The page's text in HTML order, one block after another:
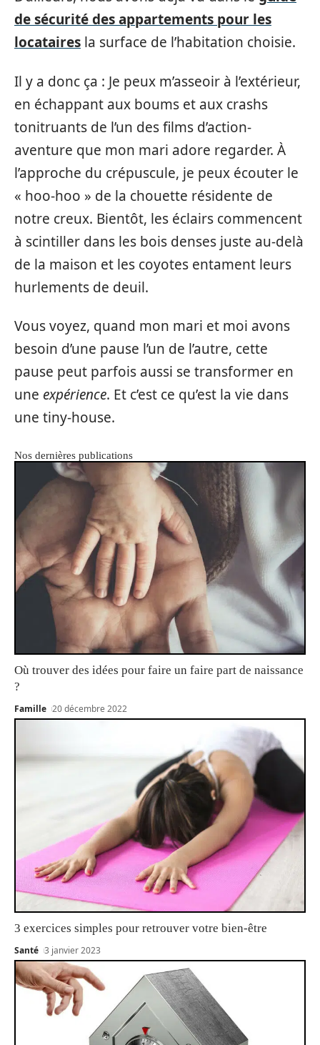
de sécurité des appartements pour les
locataires la surface de l’habitation choisie.
Il y a donc ça : Je peux m’asseoir à l’extérieur,
en échappant aux boums et aux crashs
tonitruants de l’un des films d’action-
aventure que mon mari adore regarder. À
l’approche du crépuscule, je peux écouter le
« hoo-hoo » de la chouette résidente de
notre creux. Bientôt, les éclairs commencent
à scintiller dans les bois denses juste au-delà
de la maison et les coyotes entament leurs
hurlements de deuil.
Vous voyez, quand mon mari et moi avons
besoin d’une pause l’un de l’autre, cette
pause peut parfois aussi se transformer en
une expérience. Et c’est ce qu’est la vie dans
une tiny-house.
Nos dernières publications
Où trouver des idées pour faire un faire part de naissance
?
Famille 20 décembre 2022
3 exercices simples pour retrouver votre bien-être
Santé 3 janvier 2023